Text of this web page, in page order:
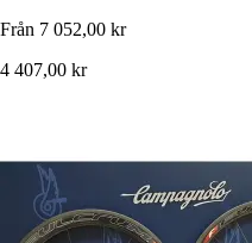
Från 7 052,00 kr
4 407,00 kr